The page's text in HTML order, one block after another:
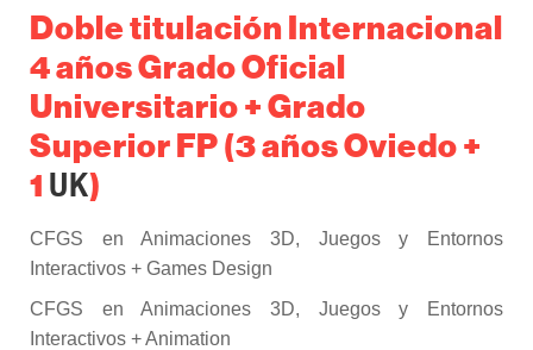
Doble titulación Internacional
4 años Grado Oficial
Universitario + Grado
Superior FP (3 años Oviedo +
1 UK)
CFGS en Animaciones 3D, Juegos y Entornos
Interactivos + Games Design
CFGS en Animaciones 3D, Juegos y Entornos
Interactivos + Animation